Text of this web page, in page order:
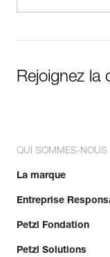
Rejoignez la
QUI SOMMES-NOUS
La marque
Entreprise
Petzl Fondation
Petzl Solutions